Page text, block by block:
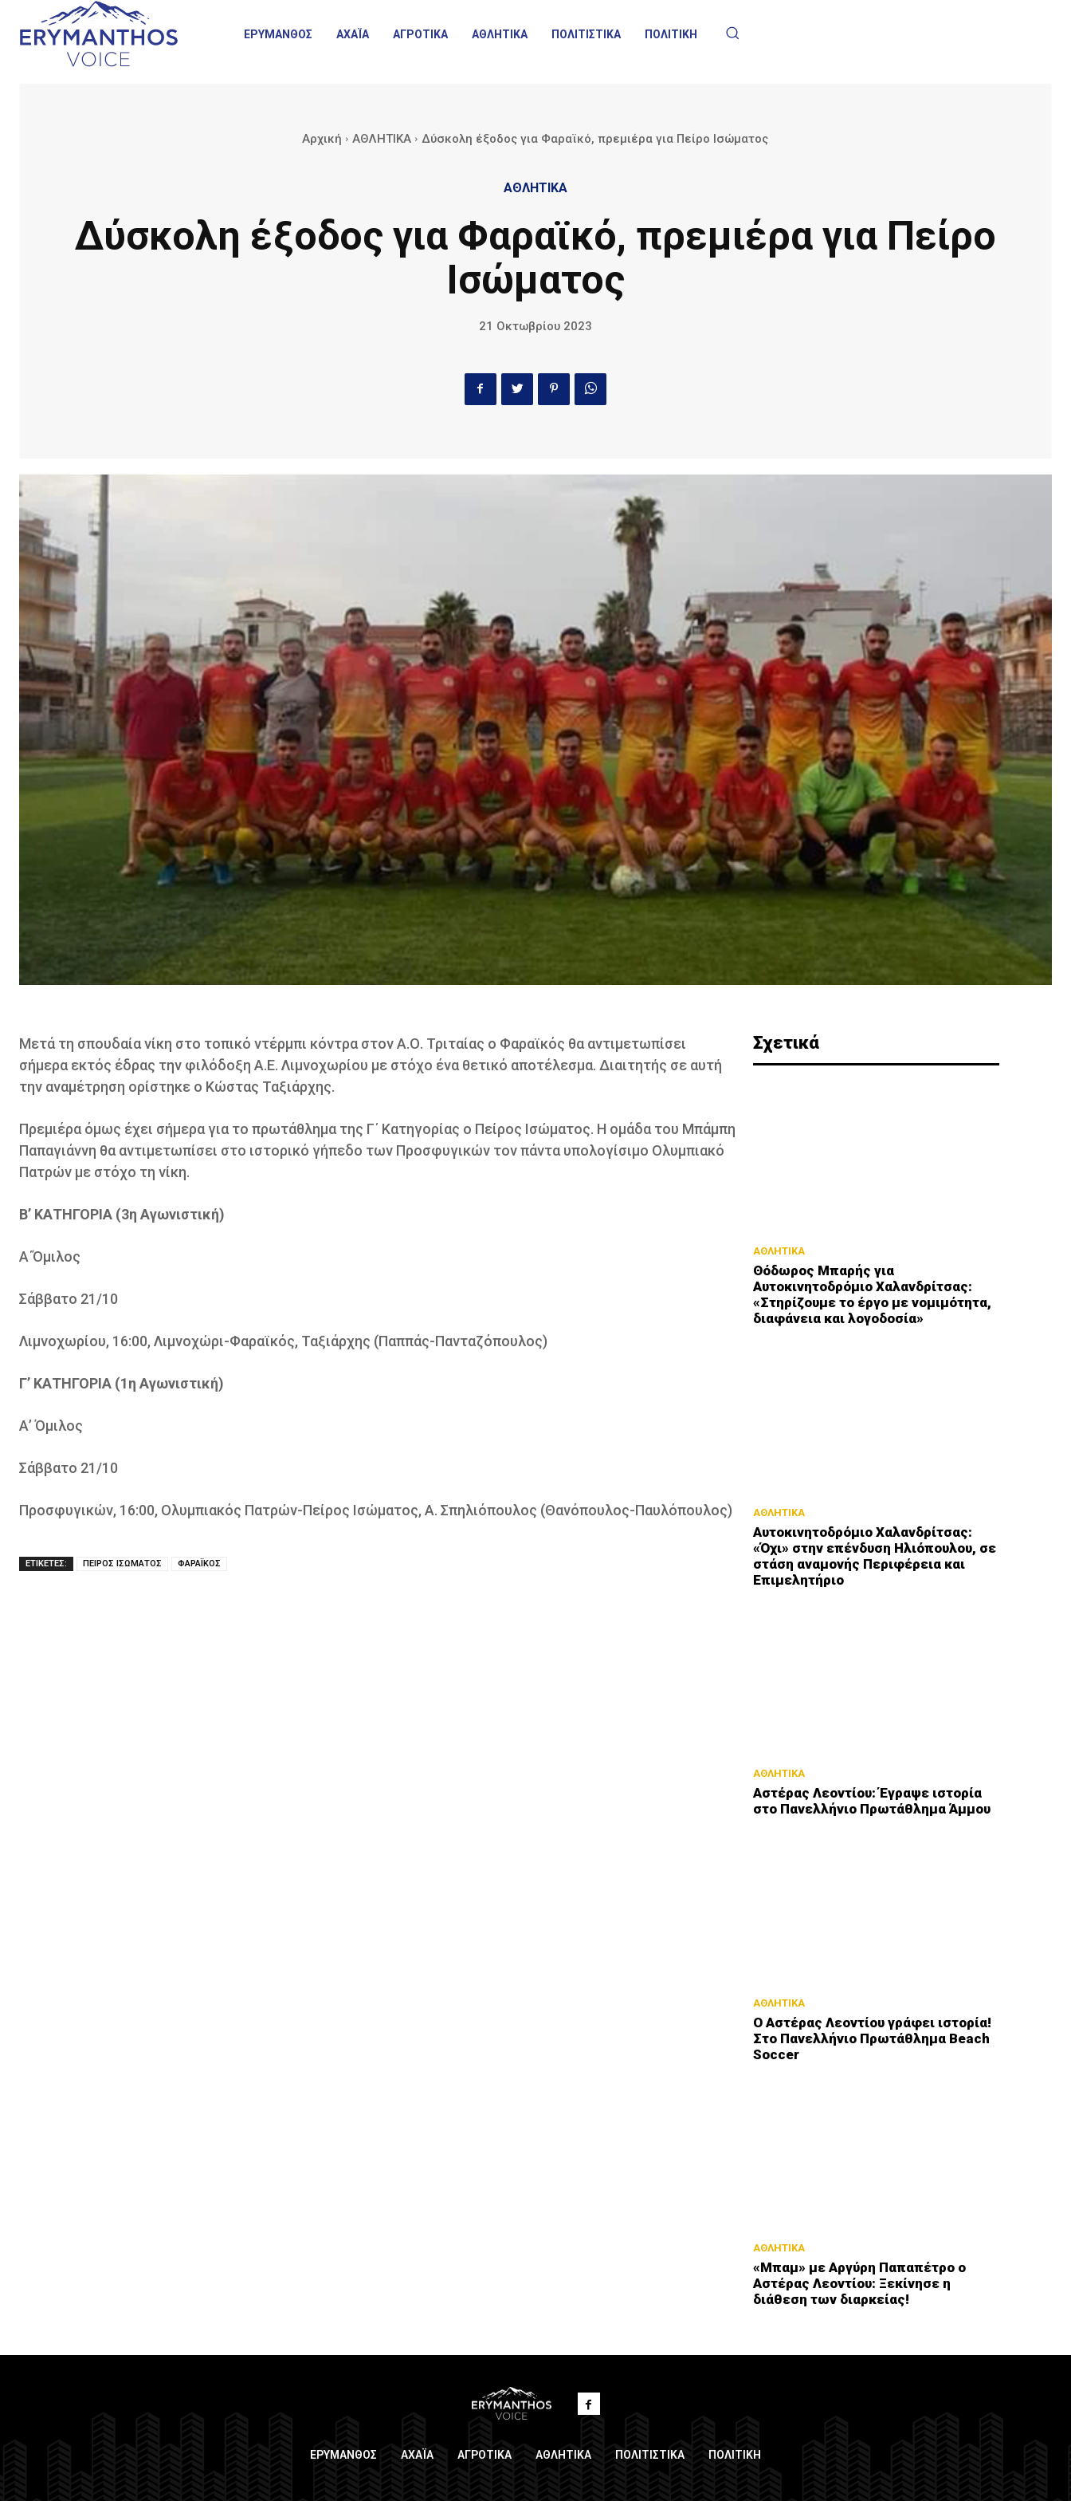
ΕΡΥΜΑΝΘΟΣ ΑΧΑΪΑ ΑΓΡΟΤΙΚΑ ΑΘΛΗΤΙΚΑ ΠΟΛΙΤΙΣΤΙΚΑ ΠΟΛΙΤΙΚΗ
Αρχική ΑΘΛΗΤΙΚΑ Δύσκολη έξοδος για Φαραϊκό, πρεμιέρα για Πείρο Ισώματος
ΑΘΛΗΤΙΚΑ
Δύσκολη έξοδος για Φαραϊκό, πρεμιέρα για Πείρο
Ισώματος
21 Οκτωβρίου 2023
Μετά τη σπουδαία νίκη στο τοπικό ντέρμπι κόντρα στον Α.Ο. Τριταίας ο Φαραϊκός θα αντιμετωπίσει
σήμερα εκτός έδρας την φιλόδοξη Α.Ε. Λιμνοχωρίου με στόχο ένα θετικό αποτέλεσμα. Διαιτητής σε αυτή
την αναμέτρηση ορίστηκε ο Κώστας Ταξιάρχης.
Πρεμιέρα όμως έχει σήμερα για το πρωτάθλημα της Γ΄ Κατηγορίας ο Πείρος Ισώματος. Η ομάδα του Μπάμπη
Παπαγιάννη θα αντιμετωπίσει στο ιστορικό γήπεδο των Προσφυγικών τον πάντα υπολογίσιμο Ολυμπιακό
Πατρών με στόχο τη νίκη.
B’ ΚΑΤΗΓΟΡΙΑ (3η Αγωνιστική)
Α΄Όμιλος
Σάββατο 21/10
Λιμνοχωρίου, 16:00, Λιμνοχώρι-Φαραϊκός, Ταξιάρχης (Παππάς-Πανταζόπουλος)
Γ’ ΚΑΤΗΓΟΡΙΑ (1η Αγωνιστική)
Α’ Όμιλος
Σάββατο 21/10
Προσφυγικών, 16:00, Ολυμπιακός Πατρών-Πείρος Ισώματος, Α. Σπηλιόπουλος (Θανόπουλος-Παυλόπουλος)
ΕΤΙΚΕΤΕΣ: ΠΕΙΡΟΣ ΙΣΩΜΑΤΟΣ ΦΑΡΑΪΚΟΣ
Σχετικά
ΑΘΛΗΤΙΚΑ
Θόδωρος Μπαρής για
Αυτοκινητοδρόμιο Χαλανδρίτσας:
«Στηρίζουμε το έργο με νομιμότητα,
διαφάνεια και λογοδοσία»
ΑΘΛΗΤΙΚΑ
Αυτοκινητοδρόμιο Χαλανδρίτσας:
«Όχι» στην επένδυση Ηλιόπουλου, σε
στάση αναμονής Περιφέρεια και
Επιμελητήριο
ΑΘΛΗΤΙΚΑ
Αστέρας Λεοντίου: Έγραψε ιστορία
στο Πανελλήνιο Πρωτάθλημα Άμμου
ΑΘΛΗΤΙΚΑ
Ο Αστέρας Λεοντίου γράφει ιστορία!
Στο Πανελλήνιο Πρωτάθλημα Beach
Soccer
ΑΘΛΗΤΙΚΑ
«Μπαμ» με Αργύρη Παπαπέτρο ο
Αστέρας Λεοντίου: Ξεκίνησε η
διάθεση των διαρκείας!
ΕΡΥΜΑΝΘΟΣ ΑΧΑΪΑ ΑΓΡΟΤΙΚΑ ΑΘΛΗΤΙΚΑ ΠΟΛΙΤΙΣΤΙΚΑ ΠΟΛΙΤΙΚΗ